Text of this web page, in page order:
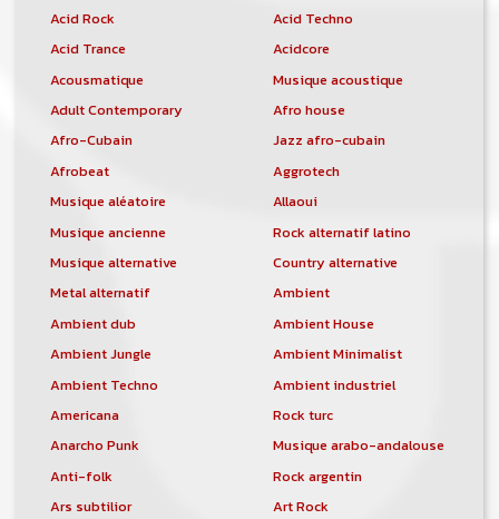
Acid Rock
Acid Techno
Acid Trance
Acidcore
Acousmatique
Musique acoustique
Adult Contemporary
Afro house
Afro-Cubain
Jazz afro-cubain
Afrobeat
Aggrotech
Musique aléatoire
Allaoui
Musique ancienne
Rock alternatif latino
Musique alternative
Country alternative
Metal alternatif
Ambient
Ambient dub
Ambient House
Ambient Jungle
Ambient Minimalist
Ambient Techno
Ambient industriel
Americana
Rock turc
Anarcho Punk
Musique arabo-andalouse
Anti-folk
Rock argentin
Ars subtilior
Art Rock